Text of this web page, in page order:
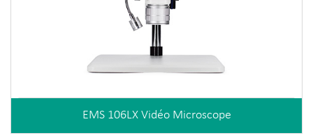
EMS 106LX Vidéo Microscope